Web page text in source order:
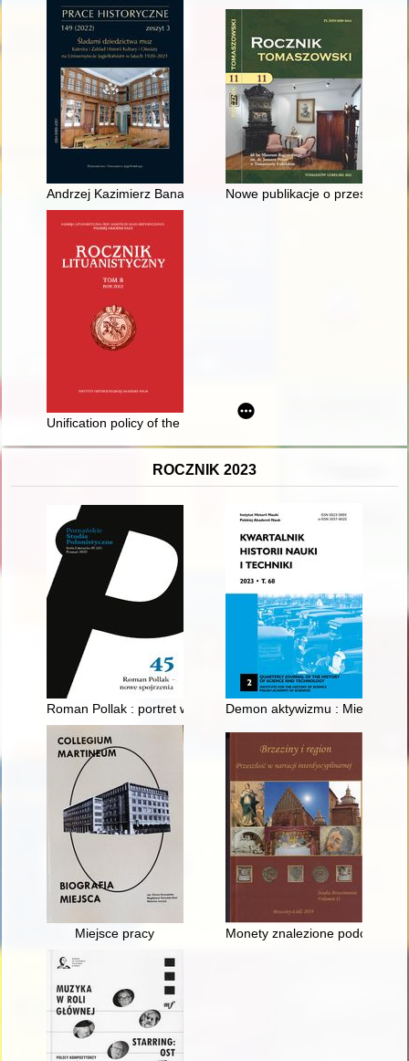
Andrzej Kazimierz Banach Nowe publikacje o przeszłości
Unification policy of the state and the identity of the Grand
ROCZNIK 2023
Roman Pollak : portret wykładowcy uniwersyteckiego, czyli
Demon aktywizmu :
Miejsce pracy Monety znalezione podczas